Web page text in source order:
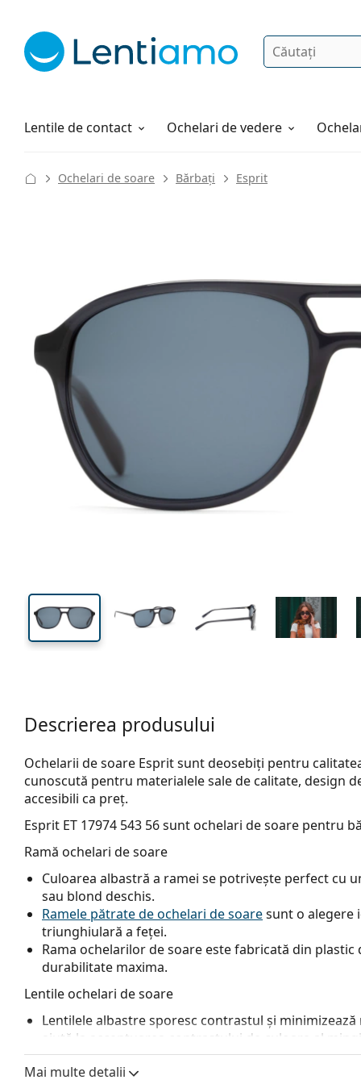
Căutare
Lentile de contact
Soluții Ochelari de vedere
Cum comandați
Ochelari de soare Bărbați Esprit
47 mm
Înălțime lentilă Lățimea lentilei
Descrierea produsului
Ochelarii de soare Esprit sunt deosebiți pentru
cunoscută pentru materialele sale de calitate, design
accesibili ca preț.
Esprit ET 17974 543 56sunt ochelari de soare pentru
Ramă ochelari de soare
Culoarea albastră a ramei se potrivește perfect cu
sau blond deschis.
Ramele pătrate de ochelari de soaresunt o alegere
triunghiulară a feței.
Rama ochelarilor de soare este fabricată din
durabilitate maxima.
Lentile ochelari de soare
Lentilele albastre sporesc contrastul și
ajută la accentuarea contrastului de culoare al
Lentilele sunt fabricate din plastic, ale cărui
rezistența la fisuri.
Mai multe detalii